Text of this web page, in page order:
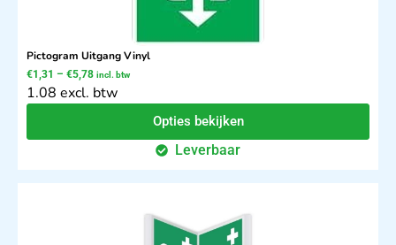
Pictogram Uitgang Vinyl
€1,31 – €5,78 incl. btw
1.08 excl. btw
Opties bekijken
Leverbaar